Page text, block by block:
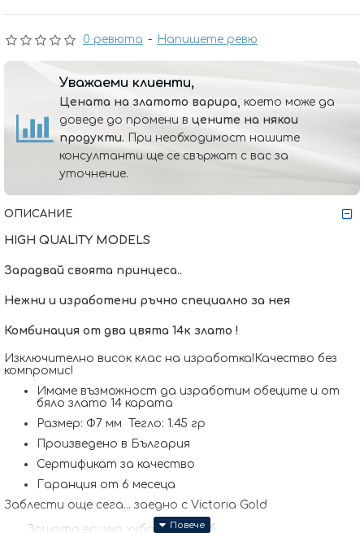
0 ревюта - Напишете ревю
Уважаеми клиенти,
Цената на златото варира, което може да
доведе до промени в цените на някои
продукти. При необходимост нашите
консултанти ще се свържат с вас за
уточнение.
ОПИСАНИЕ
HIGH QUALITY MODELS
Зарадвай своята принцеса..
Нежни и изработени ръчно специално за нея
Комбинация от два цвята 14к злато !
Изключително висок клас на изработка!Качество без
компромис!
Имаме възможност да изработим обеците и от
бяло злато 14 карата
Размер: Ф7 мм Тегло: 1.45 гр
Произведено в България
Сертификат за качество
Гаранция от 6 месеца
Заблести още сега... заедно с Victoria Gold
Защото всичко хубаво е с теб